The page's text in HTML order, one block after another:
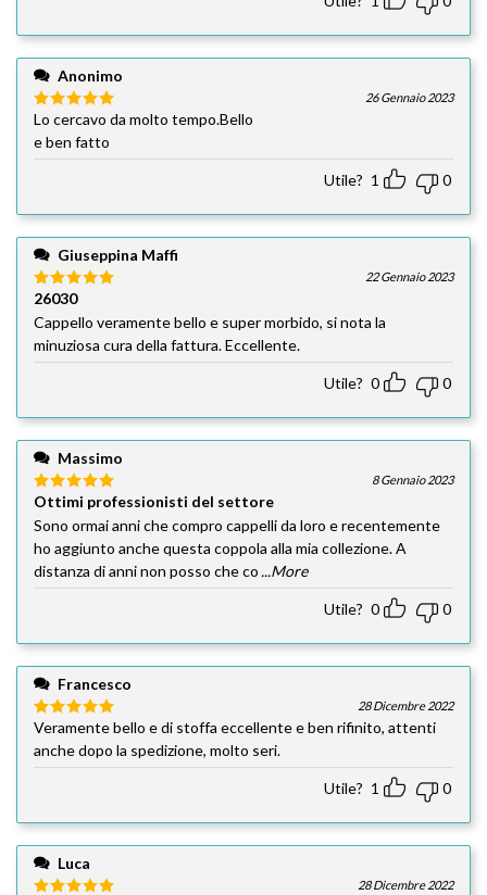
Anonimo
Valutato5
su 5
26 Gennaio 2023
Lo cercavo da molto tempo.Bello
e ben fatto
Utile? 1 0
Giuseppina Maffi
Valutato
su 5
22 Gennaio 2023
26030
Cappello veramente bello e super morbido, si nota la
minuziosa cura della fattura. Eccellente.
Utile? 0 0
Massimo
Valutato5
su 5
8 Gennaio 2023
Ottimi professionisti del settore
Sono ormai anni che compro cappelli da loro e recentemente
ho aggiunto anche questa coppola alla mia collezione. A
distanza di anni non posso che co ...More
Utile? 0 0
Francesco
Valutato5
su 5
28 Dicembre 2022
Veramente bello e di stoffa eccellente e ben rifinito, attenti
anche dopo la spedizione, molto seri.
Utile? 1 0
Luca
28 Dicembre 2022